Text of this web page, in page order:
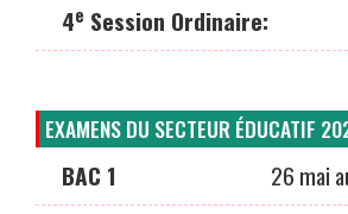
4e Session Ordinaire:
EXAMENS DU SECTEUR ÉDUCATIF
BAC 1
26 mai